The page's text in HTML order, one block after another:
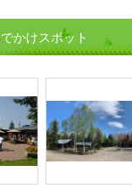
かけスポット